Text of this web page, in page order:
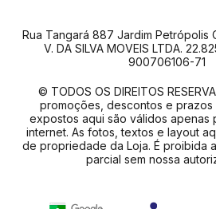
Rua Tangará 887 Jardim Petrópolis
V. DA SILVA MOVEIS LTDA.
900706106-71
© TODOS OS DIREITOS
promoções, descontos e prazos
expostos aqui são válidos apenas
internet. As fotos, textos e layout
de propriedade da Loja. É proibida
parcial sem nossa